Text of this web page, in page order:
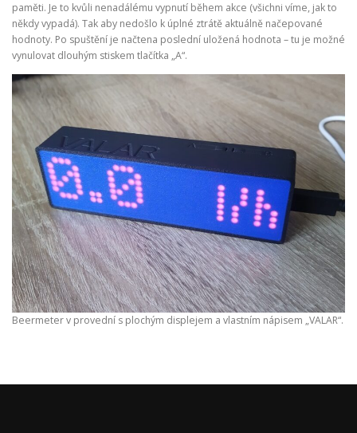
paměti. Je to kvůli nenadálému vypnutí během akce (všichni víme, jak to
někdy vypadá). Tak aby nedošlo k úplné ztrátě aktuálně načepované
hodnoty. Po spuštění je načtena poslední uložená hodnota – tu je možné
vynulovat dlouhým stiskem tlačítka „A“.
Beermeter v provední s plochým displejem a vlastním nápisem „VALAR“.